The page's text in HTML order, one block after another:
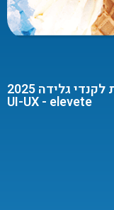
גלידה 2025
UI-UX - elevete